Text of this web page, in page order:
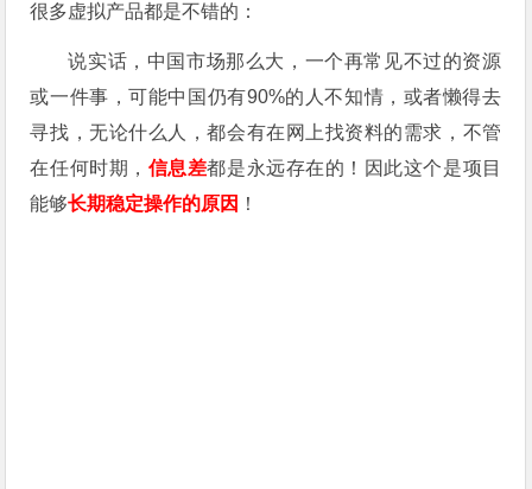
很多虚拟产品都是不错的：
说实话，中国市场那么大，一个再常见不过的资源
或一件事，可能中国仍有90%的人不知情，或者懒得去
寻找，无论什么人，都会有在网上找资料的需求，不管
在任何时期， 信息差都是永远存在的！因此这个是项目
能够长期稳定操作的原因 ！